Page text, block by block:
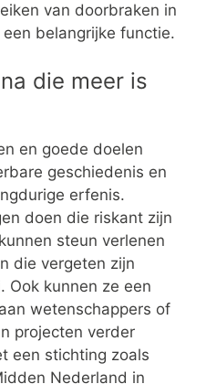
van doorbraken in
belangrijke functie.
die meer is
en goede doelen
geschiedenis en
erfenis.
doen die riskant zijn
steun verlenen
die vergeten zijn
Ook kunnen ze een
wetenschappers of
projecten verder
een stichting zoals
Nederland in